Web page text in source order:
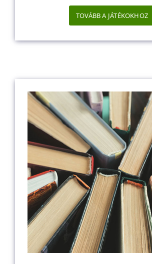
TOVÁBB A JÁTÉKOKHOZ